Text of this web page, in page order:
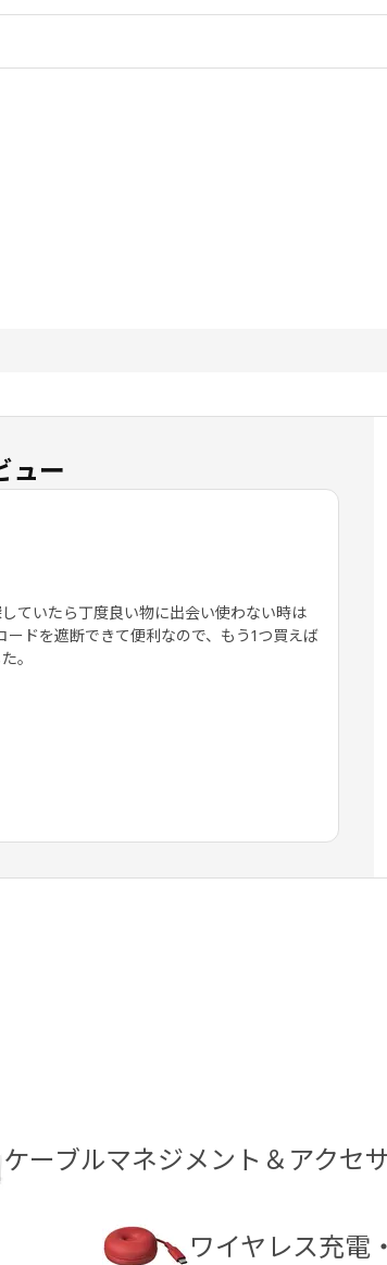
ュー
: 5 5 星の数
ていたら丁度良い物に出会い使わない時は
ードを遮断できて便利なので、もう1つ買えば
。
ケーブルマネジメント＆アクセ
ワイヤレス充電